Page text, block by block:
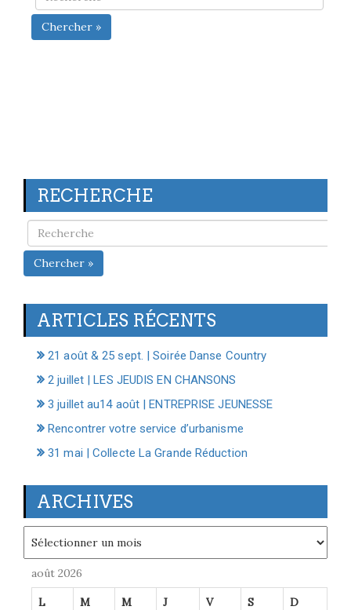
Chercher »
RECHERCHE
Chercher »
ARTICLES RÉCENTS
21 août & 25 sept. | Soirée Danse Country
2 juillet | LES JEUDIS EN CHANSONS
3 juillet au14 août | ENTREPRISE JEUNESSE
Rencontrer votre service d’urbanisme
31 mai | Collecte La Grande Réduction
ARCHIVES
août 2026
L M M J V S D